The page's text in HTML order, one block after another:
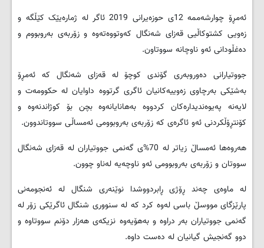
ئه‌مڕۆ چوارشه‌ممه‌ 12ی حوزه‌یرانی 2019 ئاگر له‌ ژماره‌یێک کێڵگه‌ و
زه‌ویی کشتوکاڵیی قه‌زای شه‌نگال که‌وتووه‌ته‌وه‌ و زۆربه‌ی به‌روبووم و
ده‌غڵودانی ئه‌و ناوچانه‌ سووتاون.
جووتیارانی ده‌وروبه‌ری گۆندی کوچۆ له‌ قه‌زای شه‌نگال که‌ ئه‌مڕۆ
به‌شێکی به‌رچاوی زه‌وییه‌کانیان ئاگری گرتووه‌ داوایان له‌ حکوومه‌ت و
لایه‌نه‌ په‌یوه‌ندیداره‌کان کردووه‌ به‌هانایانه‌وه‌ بچن بۆ کوژاندنه‌وه‌ و
کۆنتڕۆڵکردنی ئه‌و ئاگره‌ی که‌ زۆربه‌ی به‌روبوومی ئه‌مساڵی سووتاندوون.
هه‌روه‌ها ئه‌مساڵ زیاتر له‌ 70%ی گه‌نمی جووتیاران له‌ قه‌زای شه‌نگال
سووتان و زۆربه‌ی به‌روبوومی ئه‌و ناوچه‌یه‌ له‌ناو چوون.
له‌ ماوه‌ی چه‌ند ڕۆژی ڕابردووشدا نوێنه‌ری شنگال له‌ ئه‌نجومه‌نی
پارێزگای مووسڵ باسی له‌وه‌ کرد که‌ له‌ سنووری شنگال ئاگرێكی زۆر له‌
گه‌نمی جووتیاران به‌ر دراوه‌ و به‌ھۆیه‌وه‌ نزیكه‌ی ھه‌زار دۆنم سووتاوه‌ و
دوو گه‌نجیش گیانیان له‌ ده‌ست داوه‌.